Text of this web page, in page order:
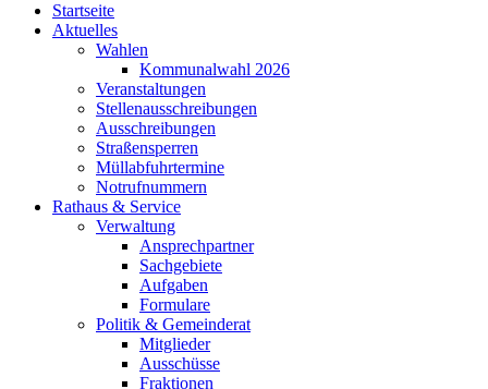
Startseite
Aktuelles
Wahlen
Kommunalwahl 2026
Veranstaltungen
Stellenausschreibungen
Ausschreibungen
Straßensperren
Müllabfuhrtermine
Notrufnummern
Rathaus & Service
Verwaltung
Ansprechpartner
Sachgebiete
Aufgaben
Formulare
Politik & Gemeinderat
Mitglieder
Ausschüsse
Fraktionen